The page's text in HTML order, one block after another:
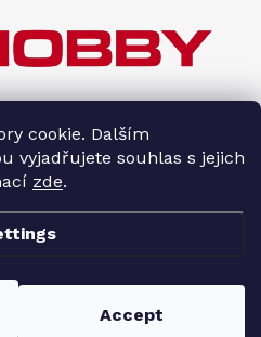
cookie. Dalším
vyjadřujete souhlas s jejich
zde.
Accept
HOPA. All rights reserved.